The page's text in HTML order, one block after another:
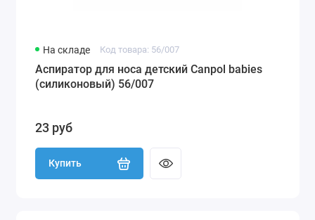
На складе Код товара: 56/007
Аспиратор для носа детский Canpol babies
(силиконовый) 56/007
23 руб
Купить